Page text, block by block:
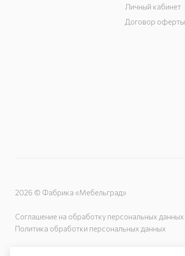
Личный кабинет
Договор оферты
2026 © Фабрика «Мебельград»
Соглашение на обработку персональных данных
Политика обработки персональных данных